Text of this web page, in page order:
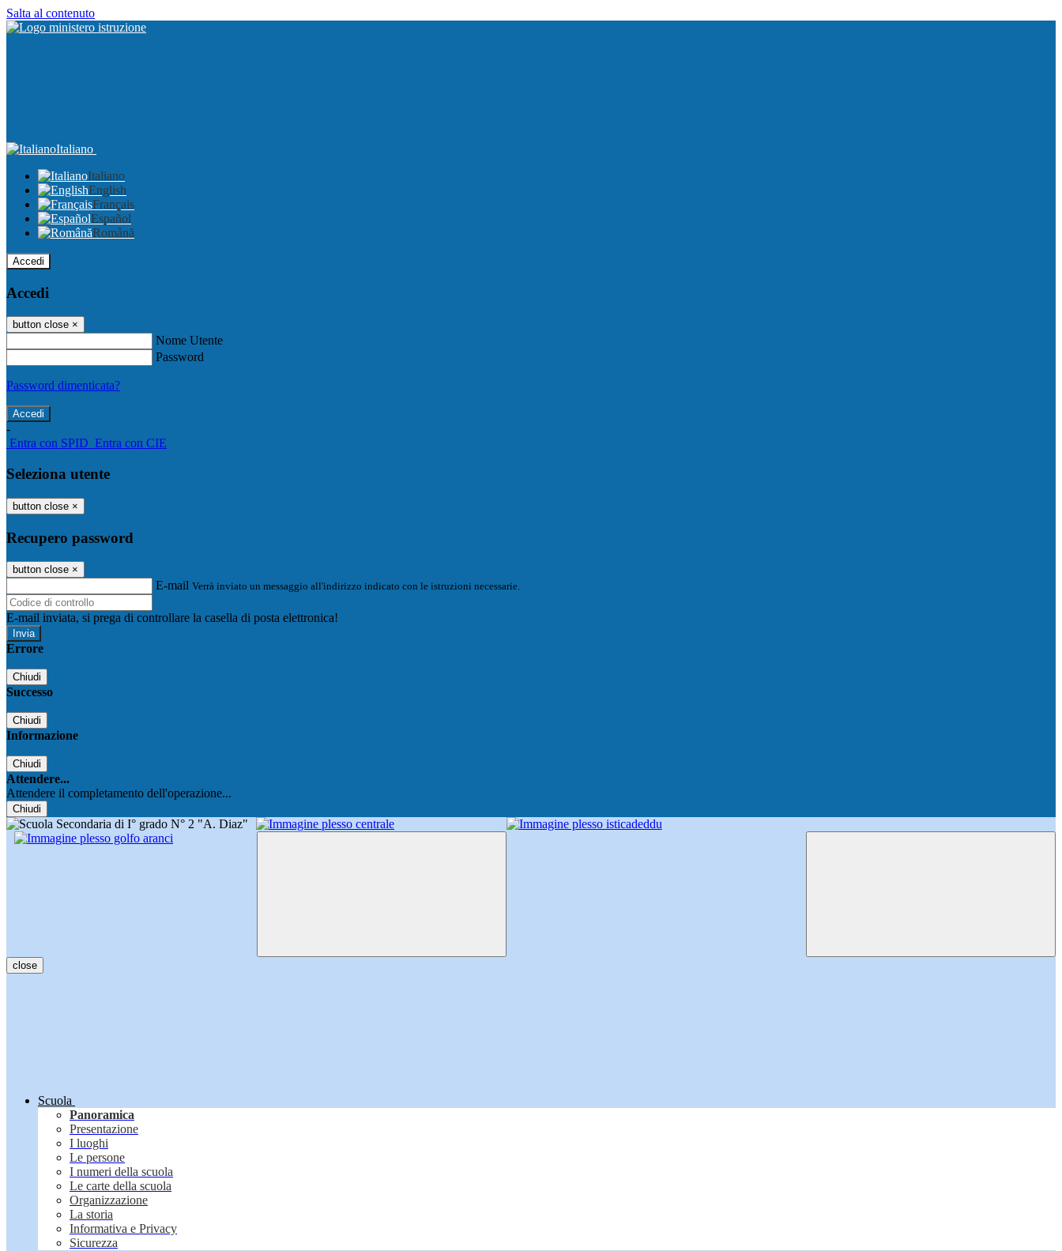
Salta al contenuto
Italiano
Italiano
English
Français
Español
Română
Accedi
Accedi
button close ×
Nome Utente
Password
Password dimenticata?
-
Entra con SPID Entra con CIE
Seleziona utente
button close ×
Recupero password
button close ×
E-mail Verrà inviato un messaggio all'indirizzo indicato con le istruzioni necessarie.
E-mail inviata, si prega di controllare la casella di posta elettronica!
Errore
Chiudi
Successo
Chiudi
Informazione
Chiudi
Attendere...
Attendere il completamento dell'operazione...
Chiudi
close
Scuola
Panoramica
Presentazione
I luoghi
Le persone
I numeri della scuola
Le carte della scuola
Organizzazione
La storia
Informativa e Privacy
Sicurezza